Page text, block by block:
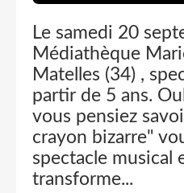
Le samedi 20
Médiathèque
Matelles (34) ,
partir de 5 ans.
vous pensiez
crayon bizarre"
spectacle musical
transforme...